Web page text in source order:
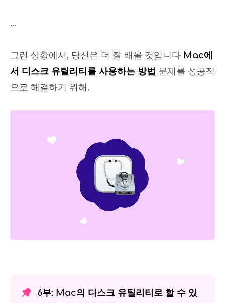
...
그런 상황에서, 당신은 더 잘 배울 것입니다 Mac에
서 디스크 유틸리티를 사용하는 방법 문제를 성공적
으로 해결하기 위해.
6부: Mac의 디스크 유틸리티로 할 수 있